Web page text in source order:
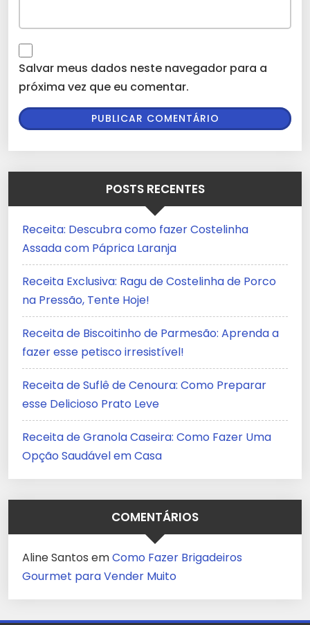
Salvar meus dados neste navegador para a
próxima vez que eu comentar.
POSTS RECENTES
Receita: Descubra como fazer Costelinha
Assada com Páprica Laranja
Receita Exclusiva: Ragu de Costelinha de Porco
na Pressão, Tente Hoje!
Receita de Biscoitinho de Parmesão: Aprenda a
fazer esse petisco irresistível!
Receita de Suflê de Cenoura: Como Preparar
esse Delicioso Prato Leve
Receita de Granola Caseira: Como Fazer Uma
Opção Saudável em Casa
COMENTÁRIOS
Aline Santos emComo Fazer Brigadeiros
Gourmet para Vender Muito